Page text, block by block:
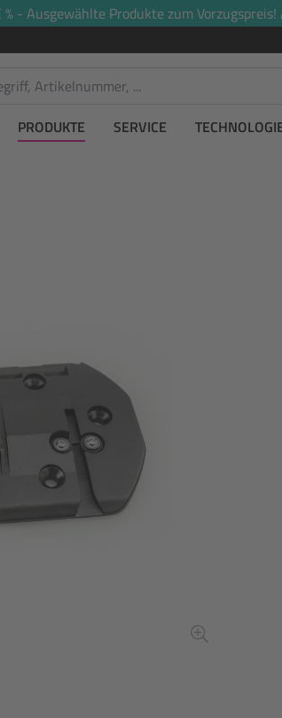
% - Ausgewählte Produkte zum
PRODUKTE SERVICE